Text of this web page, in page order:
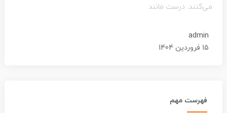
می‌کنند. درست مانند
admin
فهرست مهم